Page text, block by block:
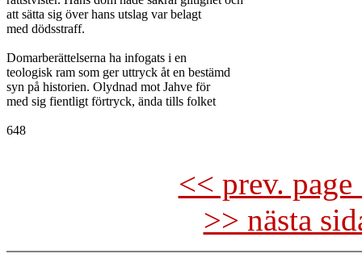
att sätta sig över hans utslag var belagt
med dödsstraff.
Domarberättelserna ha infogats i en
teologisk ram som ger uttryck åt en bestämd
syn på historien. Olydnad mot Jahve för
med sig fientligt förtryck, ända tills folket
648
<< prev.
>> nästa